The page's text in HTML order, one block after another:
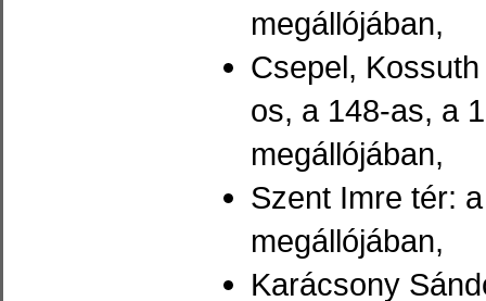
megállójában,
Csepel,
os, a 148-as, a
megállójában,
Szent Imre tér:
megállójában,
Karácsony